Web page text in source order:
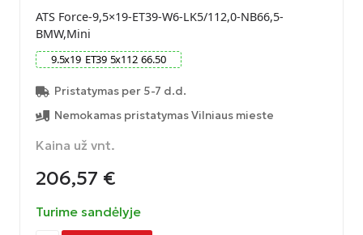
ATS Force-9,5×19-ET39-W6-LK5/112,0-NB66,5-
BMW,Mini
9.5x19 ET39 5x112 66.50
Pristatymas per 5-7 d.d.
Nemokamas pristatymas Vilniaus mieste
Kaina už vnt.
206,57 €
Turime sandėlyje